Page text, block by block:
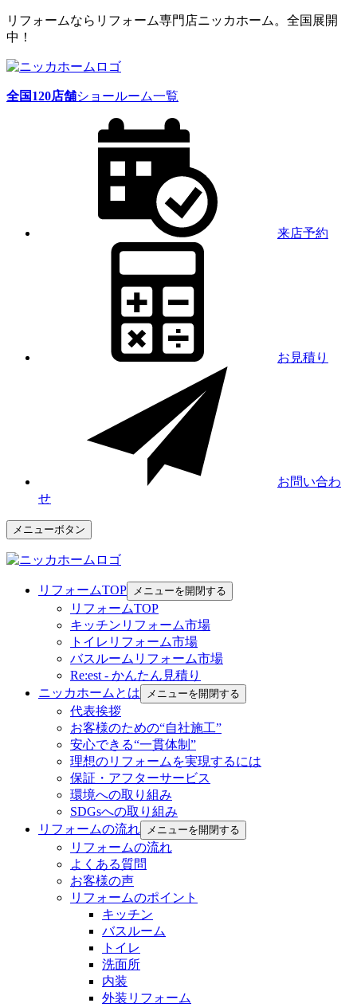
リフォームならリフォーム専門店ニッカホーム。全国展開
中！
全国120店舗ショールーム一覧
来店予約
お見積り
お問い合わ
せ
メニューボタン
リフォームTOP メニューを開閉する
リフォームTOP
キッチンリフォーム市場
トイレリフォーム市場
バスルームリフォーム市場
Re:est - かんたん見積り
ニッカホームとは
メニューを開閉する
代表挨拶
お客様のための“自社施工”
安心できる“一貫体制”
理想のリフォームを実現するには
保証・アフターサービス
環境への取り組み
SDGsへの取り組み
リフォームの流れ
メニューを開閉する
リフォームの流れ
よくある質問
お客様の声
リフォームのポイント
キッチン
バスルーム
トイレ
洗面所
内装
外装リフォーム